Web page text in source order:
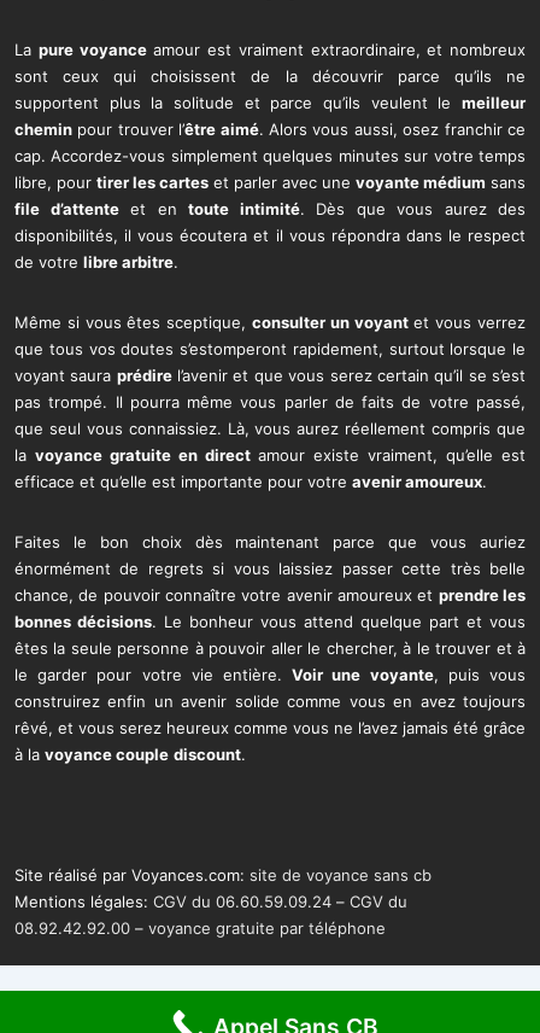
La pure voyanceamour est vraiment extraordinaire, et nombreux
sont ceux qui choisissent de la découvrir parce qu’ils ne
supportent plus la solitude et parce qu’ils veulent le meilleur
chemin pour trouver l’être aimé. Alors vous aussi, osez franchir ce
cap. Accordez-vous simplement quelques minutes sur votre temps
libre, pour tirer les cartes et parler avec une voyante médium sans
file d’attenteet en toute intimité. Dès que vous aurez des
disponibilités, il vous écoutera et il vous répondra dans le respect
de votre libre arbitre.
Même si vous êtes sceptique, consulter un voyantet vous verrez
que tous vos doutes s’estomperont rapidement, surtout lorsque le
voyant saura prédirel’avenir et que vous serez certain qu’il se s’est
pas trompé. Il pourra même vous parler de faits de votre passé,
que seul vous connaissiez. Là, vous aurez réellement compris que
la voyance gratuite en directamour existe vraiment, qu’elle est
efficace et qu’elle est importante pour votre avenir amoureux.
Faites le bon choix dès maintenant parce que vous auriez
énormément de regrets si vous laissiez passer cette très belle
chance, de pouvoir connaître votre avenir amoureux et prendre les
bonnes décisions. Le bonheur vous attend quelque part et vous
êtes la seule personne à pouvoir aller le chercher, à le trouver et à
le garder pour votre vie entière.Voir une voyante, puis vous
construirez enfin un avenir solide comme vous en avez toujours
rêvé, et vous serez heureux comme vous ne l’avez jamais été grâce
à la voyance couple discount.
Site réalisé par Voyances.com: site de voyance sans cb
Mentions légales: CGV du 06.60.59.09.24 – CGV du
08.92.42.92.00 – voyance gratuite par téléphone
Appel Sans CB